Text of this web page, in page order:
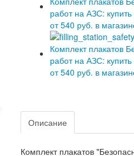
Описание
Комплект плакатов